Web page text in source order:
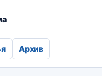
Архив